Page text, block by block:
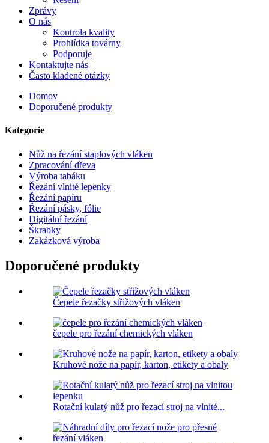
Zprávy
O nás
Kontrola kvality
Prohlídka továrny
Podporuje
Kontaktujte nás
Často kladené otázky
Domov
Doporučené produkty
Kategorie
Nůž na řezání staplových vláken
Zpracování dřeva
Výroba tabáku
Řezání vlnité lepenky
Řezání papíru
Řezání pásky, fólie
Digitální řezání
Škrabky
Zakázková výroba
Doporučené produkty
Čepele řezačky střižových vláken
čepele pro řezání chemických vláken
Kruhové nože na papír, karton, etikety a obaly
Rotační kulatý nůž pro řezací stroj na vlnité...